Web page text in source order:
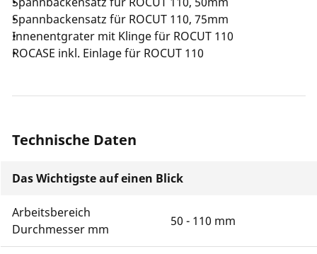
Spannbackensatz für ROCUT 110, 75mm
Innenentgrater mit Klinge für ROCUT 110
ROCASE inkl. Einlage für ROCUT 110
Technische Daten
Das Wichtigste auf einen Blick
Arbeitsbereich
Durchmesser mm
50 - 110 mm